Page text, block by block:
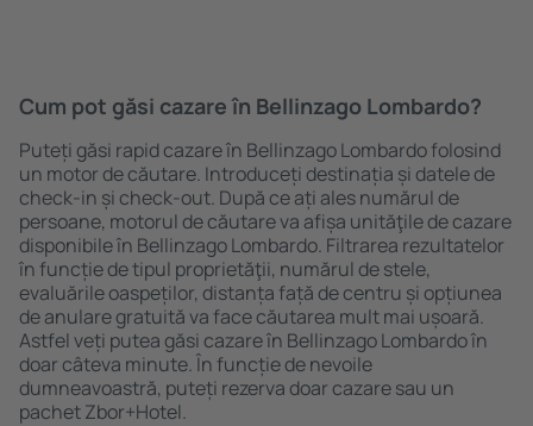
Cum pot găsi cazare în Bellinzago Lombardo?
Puteți găsi rapid cazare în Bellinzago Lombardo folosind
un motor de căutare. Introduceți destinația și datele de
check-in și check-out. După ce ați ales numărul de
persoane, motorul de căutare va afișa unităţile de cazare
disponibile în Bellinzago Lombardo. Filtrarea rezultatelor
în funcție de tipul proprietăţii, numărul de stele,
evaluările oaspeților, distanța față de centru și opțiunea
de anulare gratuită va face căutarea mult mai ușoară.
Astfel veți putea găsi cazare în Bellinzago Lombardo în
doar câteva minute. În funcție de nevoile
dumneavoastră, puteți rezerva doar cazare sau un
pachet Zbor+Hotel.